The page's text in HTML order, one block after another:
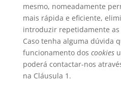
mesmo, nomeadamente
mais rápida e eficiente,
introduzir repetidamente as
Caso tenha alguma dúvida
funcionamento dos cookies
poderá contactar-nos
na Cláusula 1.